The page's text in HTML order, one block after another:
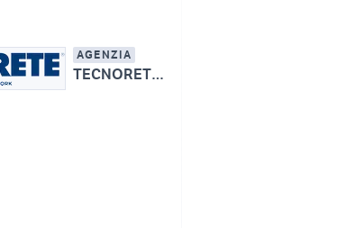
AGENZIA
TECNORETE - IMMOBILIARE BORGARO SAS